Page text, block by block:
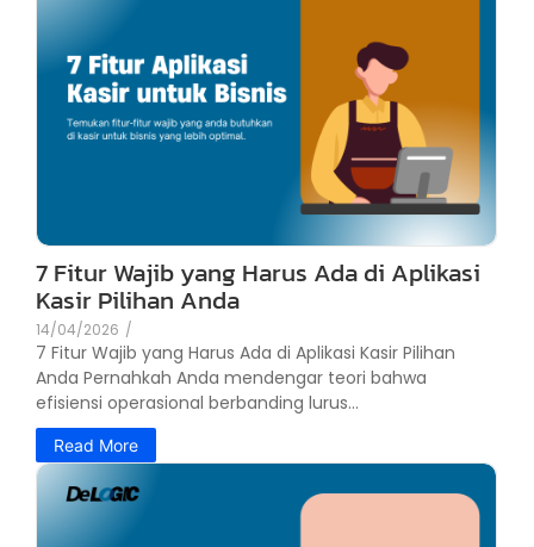
7 Fitur Wajib yang Harus Ada di Aplikasi
Kasir Pilihan Anda
14/04/2026 /
7 Fitur Wajib yang Harus Ada di Aplikasi Kasir Pilihan
Anda Pernahkah Anda mendengar teori bahwa
efisiensi operasional berbanding lurus...
Read More